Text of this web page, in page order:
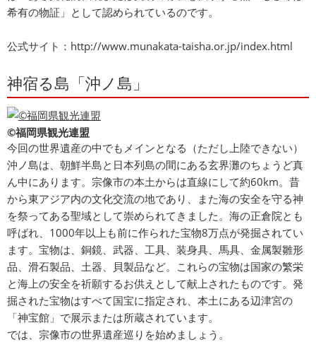
希有の物証」として認められているのです。
公式サイト： http://www.munakata-taisha.or.jp/index.html
神宿る島「沖ノ島」
©福岡県観光連盟
今回の世界遺産の中でもメインとなる（ただし上陸できない）
沖ノ島は、朝鮮半島と日本列島の間にある玄界灘のちょうど真
ん中にあります。宗像市の本土からは直線にして約60km。昔
から東アジア内の文化交流の地であり、また海の安全を守る神
を祭ってある聖域として崇められてきました。海の正倉院とも
呼ばれ、1000年以上も前に作られた宝物8万点が発掘されてい
ます。宝物は、銅鏡、武器、工具、装身具、馬具、金属製雛形
品、滑石製品、土器、貝製品など。これらの宝物は国家の繁栄
と海上の安全を祈願するお供えとして献上されたものです。発
掘された宝物はすべて国宝に指定され、本土にある辺津宮の
「神宝館」で展示または所蔵されています。
では、宗像市の世界遺産巡りを始めましょう。